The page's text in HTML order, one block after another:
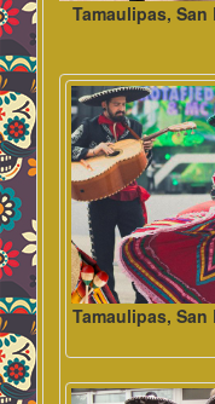
Tamaulipas,
Tamaulipas,